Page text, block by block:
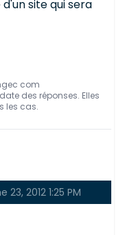
site qui sera
com
des réponses. Elles
les cas.
23, 2012 1:25 PM